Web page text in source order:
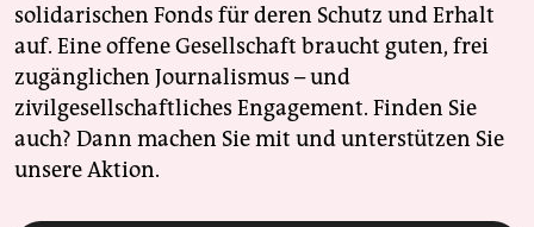
solidarischen Fonds für deren Schutz und Erhalt
auf. Eine offene Gesellschaft braucht guten, frei
zugänglichen Journalismus – und
zivilgesellschaftliches Engagement. Finden Sie
auch? Dann machen Sie mit und unterstützen Sie
unsere Aktion.